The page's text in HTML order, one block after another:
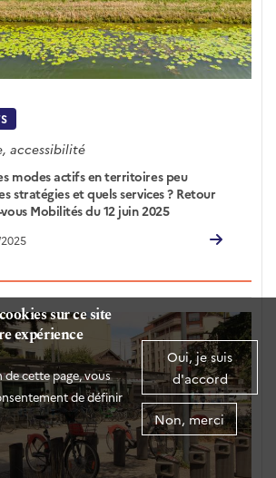
sur ce site
expérience
de cette page, vous
de définir
Oui, je suis
d'accord
Non, merci
accessibilité
modes actifs en territoires peu
stratégies et quels services ? Retour
Mobilités du 12 juin 2025